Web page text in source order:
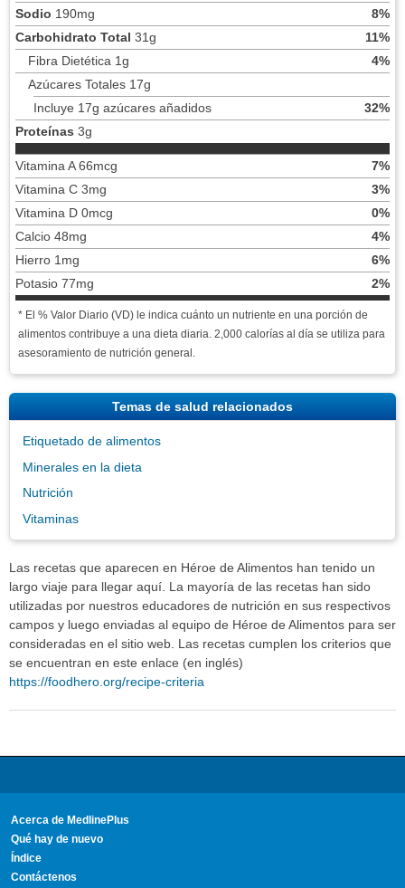
Sodio 190mg
8%
Carbohidrato Total 31g
11%
Fibra Dietética 1g
4%
Azúcares Totales 17g
Incluye 17g azúcares añadidos
32%
Proteínas 3g
Vitamina A 66mcg
7%
Vitamina C 3mg
3%
Vitamina D 0mcg
0%
Calcio 48mg
4%
Hierro 1mg
6%
Potasio 77mg
2%
* El % Valor Diario (VD) le indica cuánto un nutriente en una porción de
alimentos contribuye a una dieta diaria. 2,000 calorías al día se utiliza para
asesoramiento de nutrición general.
Temas de salud relacionados
Etiquetado de alimentos
Minerales en la dieta
Nutrición
Vitaminas
Las recetas que aparecen en Héroe de Alimentos han tenido un
largo viaje para llegar aquí. La mayoría de las recetas han sido
utilizadas por nuestros educadores de nutrición en sus respectivos
campos y luego enviadas al equipo de Héroe de Alimentos para ser
consideradas en el sitio web. Las recetas cumplen los criterios que
se encuentran en este enlace (en inglés)
https://foodhero.org/recipe-criteria
Acerca de MedlinePlus
Qué hay de nuevo
Índice
Contáctenos